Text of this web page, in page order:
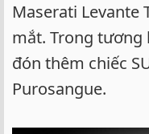
Maserati Levante
mắt. Trong tương
đón thêm chiếc
Purosangue.